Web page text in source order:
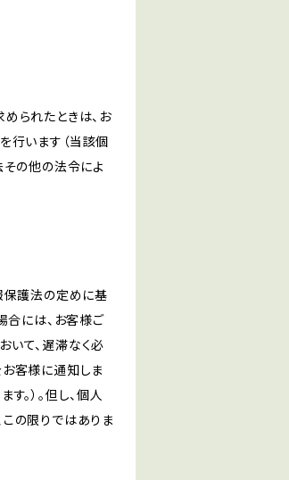
られたときは、お
行います（当該個
その他の法令によ
保護法の定めに基
合には、お客様ご
て、遅滞なく必
客様に通知しま
。）。但し、個人
の限りではありま